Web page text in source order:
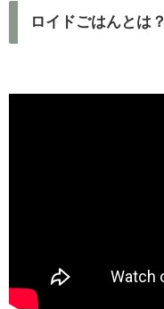
ロイドごはんとは？